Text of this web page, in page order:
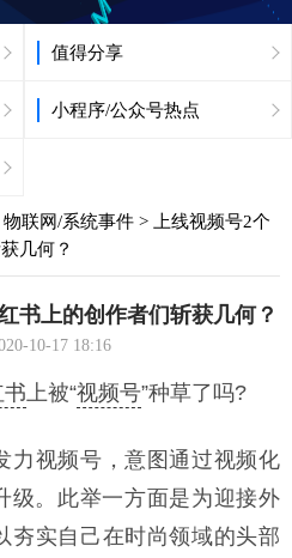
值得分享
小程序/公众号热点
物联网/系统事件 > 上线视频号2个
几何？
书上的创作者们斩获几何？
10-17 18:16
上被“视频号”种草了吗?
力视频号，意图通过视频化
级。此举一方面是为迎接外
夯实自己在时尚领域的头部